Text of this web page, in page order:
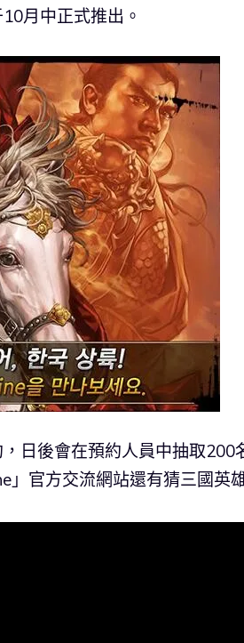
月中正式推出。
日後會在預約人員中抽取200
」官方交流網站還有猜三國英